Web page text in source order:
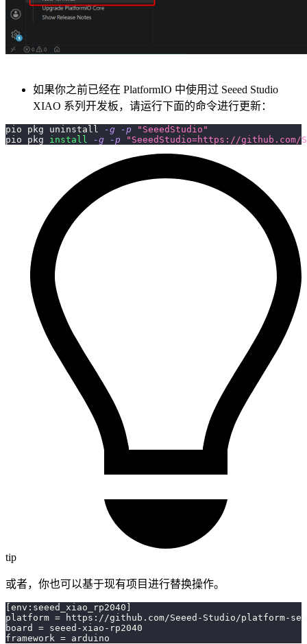
如果你之前已经在 PlatformIO 中使用过 Seeed Studio
XIAO 系列开发板，请运行下面的命令进行更新：
pio pkg uninstall -g -p
"SeeedStudio"
pio pkg install -g -p "SeeedStudio=https://
tip
或者，你也可以基于现有项目进行替换操作。
[env:seeed_xiao_rp2040]
platform = https://github.com/Seeed-Studio/platform-
board = seeed-xiao-rp2040
framework = arduino